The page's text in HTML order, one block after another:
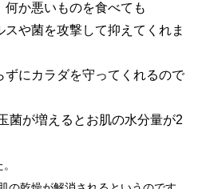
か悪いものを食べても
や菌を攻撃して抑えてくれま
にカラダを守ってくれるので
菌が増えるとお肌の水分量が2